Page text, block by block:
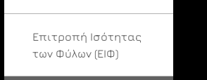
Επιτροπή Ισότητας
των Φύλων (ΕΙΦ)